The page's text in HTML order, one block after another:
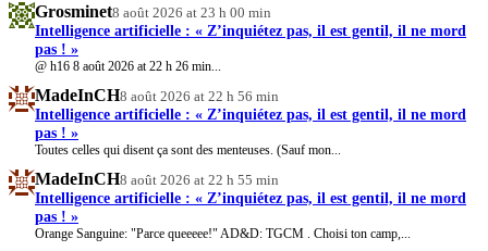
Grosminet8 août 2026 at 23 h 00 min
Intelligence artificielle : « Z’inquiétez pas, il est gentil, il ne mord
pas ! »
@ h16 8 août 2026 at 22 h 26 min...
MadeInCH8 août 2026 at 22 h 56 min
Intelligence artificielle : « Z’inquiétez pas, il est gentil, il ne mord
pas ! »
Toutes celles qui disent ça sont des menteuses. (Sauf mon...
MadeInCH8 août 2026 at 22 h 55 min
Intelligence artificielle : « Z’inquiétez pas, il est gentil, il ne mord
pas ! »
Orange Sanguine: "Parce queeeee!" AD&D: TGCM . Choisi ton camp,...